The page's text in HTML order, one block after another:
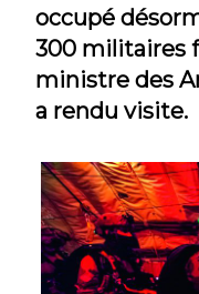
occupé
300 militaires
ministre des
a rendu visite.